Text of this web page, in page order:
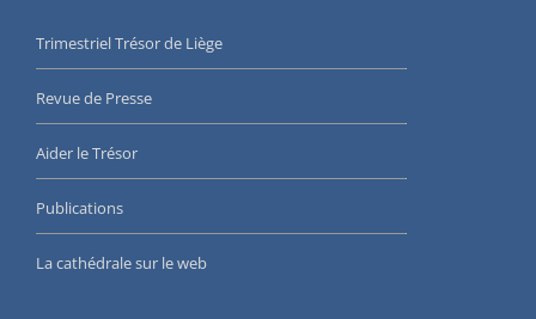
Trimestriel Trésor de Liège
Revue de Presse
Aider le Trésor
Publications
La cathédrale sur le web